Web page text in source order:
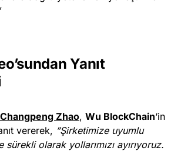
Yanıt
Changpeng Zhao, Wu BlockChain‘in
vererek, ”Şirketimize uyumlu
olarak yollarımızı ayırıyoruz.